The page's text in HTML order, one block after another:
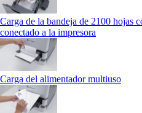
Carga de la bandeja de 2100 hojas
conectado a la impresora
Carga del alimentador multiuso